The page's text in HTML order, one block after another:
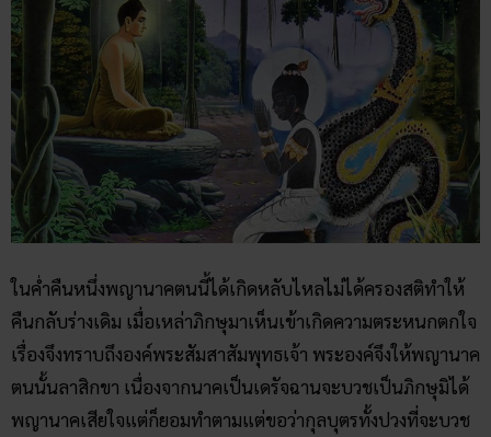
ในค่ำคืนหนึ่งพญานาคตนนี้ได้เกิดหลับไหลไม่ได้ครองสติทำให้
คืนกลับร่างเดิม เมื่อเหล่าภิกษุมาเห็นเข้าเกิดความตระหนกตกใจ
เรื่องจึงทราบถึงองค์พระสัมสาสัมพุทธเจ้า พระองค์จึงให้พญานาค
ตนนั้นลาสิกขา เนื่องจากนาคเป็นเดรัจฉานจะบวชเป็นภิกษุมิได้
พญานาคเสียใจแต่ก็ยอมทำตามแต่ขอว่ากุลบุตรทั้งปวงที่จะบวช